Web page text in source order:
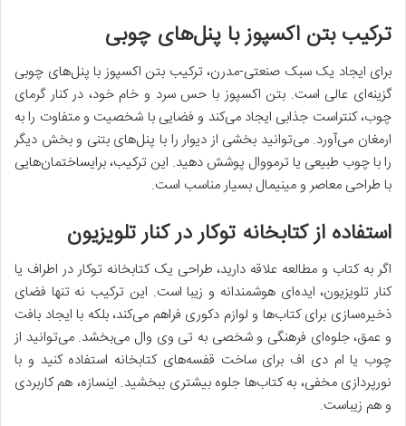
ترکیب بتن اکسپوز با پنل‌های چوبی
برای ایجاد یک سبک صنعتی-مدرن، ترکیب بتن اکسپوز با پنل‌های چوبی
گزینه‌ای عالی است. بتن اکسپوز با حس سرد و خام خود، در کنار گرمای
چوب، کنتراست جذابی ایجاد می‌کند و فضایی با شخصیت و متفاوت را به
ارمغان می‌آورد. می‌توانید بخشی از دیوار را با پنل‌های بتنی و بخش دیگر
را با چوب طبیعی یا ترمووال پوشش دهید. این ترکیب، برایساختمان‌هایی
با طراحی معاصر و مینیمال بسیار مناسب است.
استفاده از کتابخانه توکار در کنار تلویزیون
اگر به کتاب و مطالعه علاقه دارید، طراحی یک کتابخانه توکار در اطراف یا
کنار تلویزیون، ایده‌ای هوشمندانه و زیبا است. این ترکیب نه تنها فضای
ذخیره‌سازی برای کتاب‌ها و لوازم دکوری فراهم می‌کند، بلکه با ایجاد بافت
و عمق، جلوه‌ای فرهنگی و شخصی به تی وی وال می‌بخشد. می‌توانید از
چوب یا ام دی اف برای ساخت قفسه‌های کتابخانه استفاده کنید و با
نورپردازی مخفی، به کتاب‌ها جلوه بیشتری ببخشید. اینسازه، هم کاربردی
و هم زیباست.